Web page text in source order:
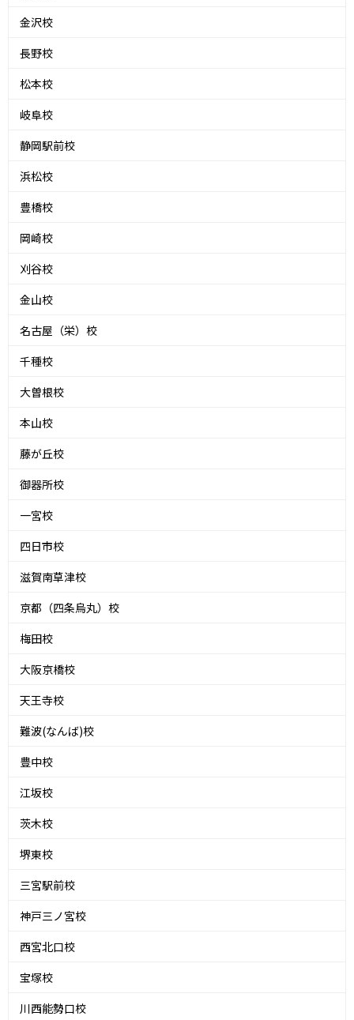
金沢校
長野校
松本校
岐阜校
静岡駅前校
浜松校
豊橋校
岡崎校
刈谷校
金山校
名古屋（栄）校
千種校
大曽根校
本山校
藤が丘校
御器所校
一宮校
四日市校
滋賀南草津校
京都（四条烏丸）校
梅田校
大阪京橋校
天王寺校
難波(なんば)校
豊中校
江坂校
茨木校
堺東校
三宮駅前校
神戸三ノ宮校
西宮北口校
宝塚校
川西能勢口校